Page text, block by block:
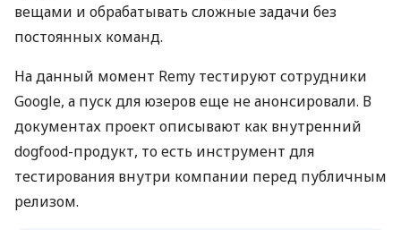
вещами и обрабатывать сложные задачи без
постоянных команд.
На данный момент Remy тестируют сотрудники
Google, а пуск для юзеров еще не анонсировали. В
документах проект описывают как внутренний
dogfood-продукт, то есть инструмент для
тестирования внутри компании перед публичным
релизом.